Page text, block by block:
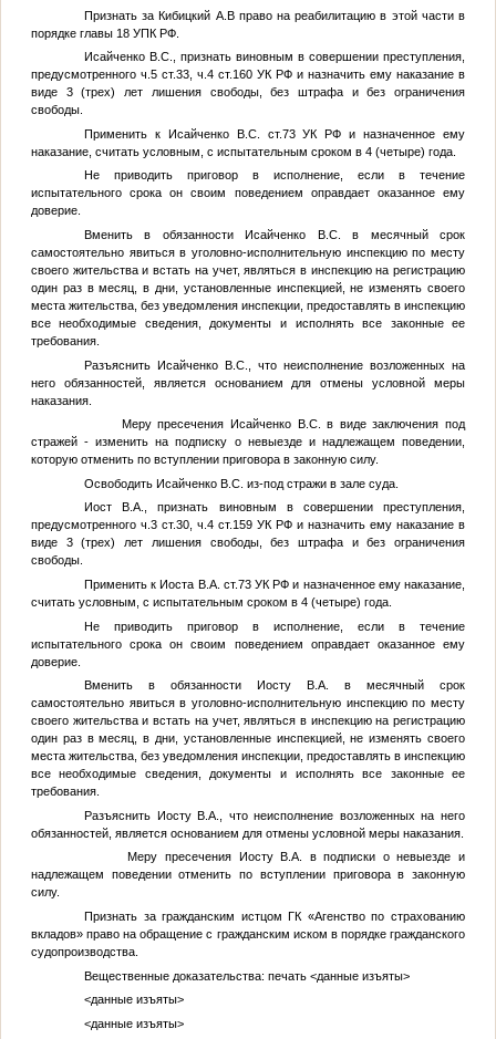
Признать заКибицкий А.Вправо на реабилитацию в этой части в
порядке главы 18 УПК РФ.
Исайченко В.С.
, признать виновным в совершении преступления,
предусмотренного ч.5 ст.33, ч.4 ст.160 УК РФ и назначить ему наказание в
виде 3 (трех) лет лишения свободы, без штрафа и без ограничения
свободы.
Применить к Исайченко В.С. ст.73 УК РФ и назначенное ему
наказание, считать условным, с испытательным сроком в 4 (четыре) года.
Не приводить приговор в исполнение, если в течение
испытательного срока он своим поведением оправдает оказанное ему
доверие.
Вменить в обязанности Исайченко В.С. в месячный срок
самостоятельно явиться в уголовно-исполнительную инспекцию по месту
своего жительства и встать на учет, являться в инспекцию на регистрацию
один раз в месяц, в дни, установленные инспекцией, не изменять своего
места жительства, без уведомления инспекции, предоставлять в инспекцию
все необходимые сведения, документы и исполнять все законные ее
требования.
Разъяснить Исайченко В.С., что неисполнение возложенных на
него обязанностей, является основанием для отмены условной меры
наказания.
Меру пресечения Исайченко В.С. в виде заключения под
стражей - изменить на подписку о невыезде и надлежащем поведении,
которую отменить по вступлении приговора в законную силу.
Освободить Исайченко В.С. из-под стражи в зале суда.
Иост В.А., признать виновным в совершении преступления,
предусмотренного ч.3 ст.30, ч.4 ст.159 УК РФ и назначить ему наказание в
виде 3 (трех) лет лишения свободы, без штрафа и без ограничения
свободы.
Применить к Иоста В.А. ст.73 УК РФ и назначенное ему наказание,
считать условным, с испытательным сроком в 4 (четыре) года.
Не приводить приговор в исполнение, если в течение
испытательного срока он своим поведением оправдает оказанное ему
доверие.
Вменить в обязанности Иосту В.А. в месячный срок
самостоятельно явиться в уголовно-исполнительную инспекцию по месту
своего жительства и встать на учет, являться в инспекцию на регистрацию
один раз в месяц, в дни, установленные инспекцией, не изменять своего
места жительства, без уведомления инспекции, предоставлять в инспекцию
все необходимые сведения, документы и исполнять все законные ее
требования.
Разъяснить Иосту В.А., что неисполнение возложенных на него
обязанностей, является основанием для отмены условной меры наказания.
Меру пресечения Иосту В.А. в подписки о невыезде и
надлежащем поведении отменить по вступлении приговора в законную
силу.
Признать за гражданским истцом ГК «Агенство по страхованию
вкладов» право на обращение с гражданским иском в порядке гражданского
судопроизводства.
Вещественные доказательства: печать <данные изъяты>
<данные изъяты>
<данные изъяты>